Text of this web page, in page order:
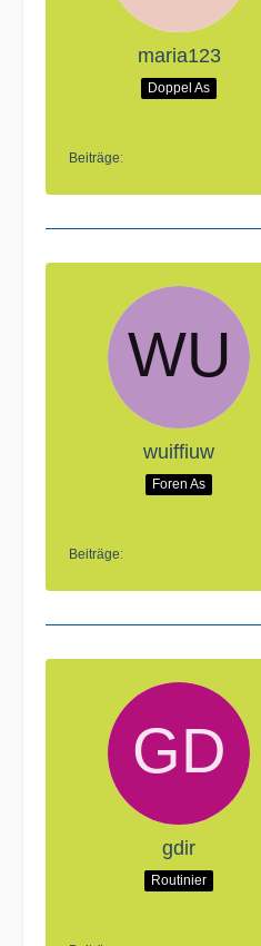
maria123
Doppel As
Beiträge
wuiffiuw
Foren As
Beiträge
gdir
Routinier